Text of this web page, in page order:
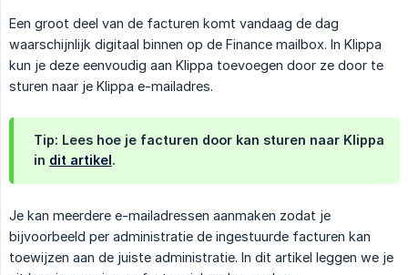
Een groot deel van de facturen komt vandaag de dag
waarschijnlijk digitaal binnen op de Finance mailbox. In Klippa
kun je deze eenvoudig aan Klippa toevoegen door ze door te
sturen naar je Klippa e-mailadres.
Tip: Lees hoe je facturen door kan sturen naar Klippa
in dit artikel.
Je kan meerdere e-mailadressen aanmaken zodat je
bijvoorbeeld per administratie de ingestuurde facturen kan
toewijzen aan de juiste administratie. In dit artikel leggen we je